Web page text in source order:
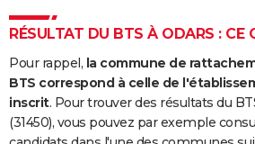
Carte de Noël
Carte Bonne année
Carte Saint-Valentin
Carte Pâques
Carte d'anniversaire
DICTIONNAIRE
Dictionnaire
Biographies
Citations
Expressions
Proverbes
PROGRAMME TV
COPAINS D'AVANT
S'inscrire
Se connecter
Lycées
Collèges
Primaires
Universités
Entreprises
Service militaire
Avis de recherche
AVIS DE DÉCÈS
RÉSULTAT DU BTS À ODARS : CE
Pour rappel, la commune de
BTS correspond à celle de
inscrit. Pour trouver des résultats du
(31450), vous pouvez par exemple